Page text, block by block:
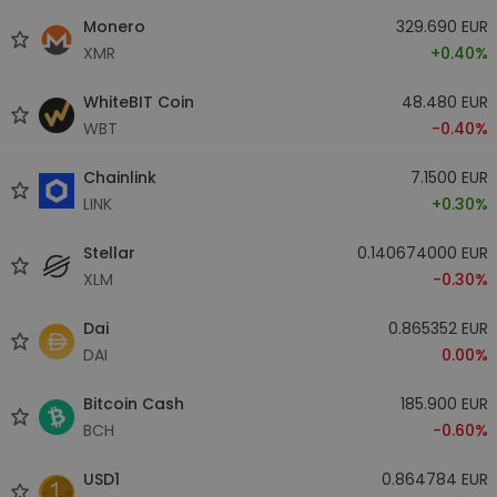
Monero
XMR
329.690 EUR
+0.40%
WhiteBIT Coin
WBT
48.480 EUR
-0.40%
Chainlink
LINK
7.1500 EUR
+0.30%
Stellar
XLM
0.140674000 EUR
-0.30%
Dai
DAI
0.865352 EUR
0.00%
Bitcoin Cash
BCH
185.900 EUR
-0.60%
USD1
0.864784 EUR